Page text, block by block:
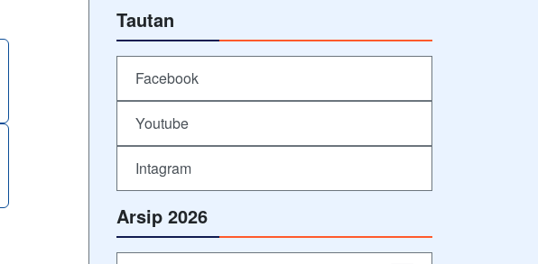
Tautan
Facebook
Youtube
Intagram
Arsip 2026